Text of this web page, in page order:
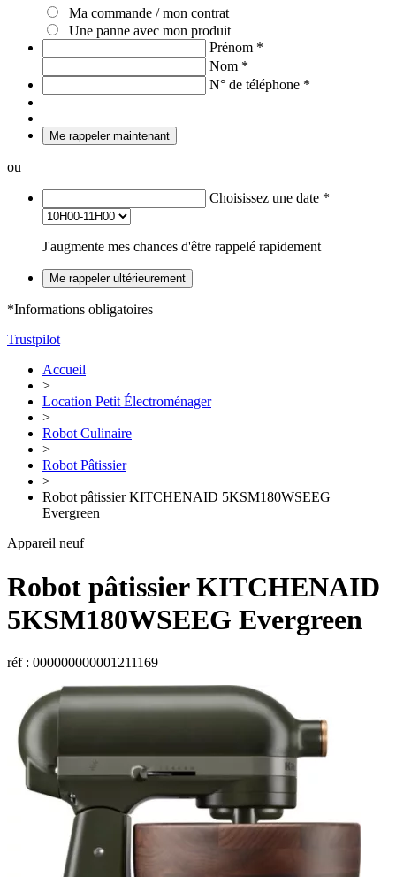
Ma commande / mon contrat
Une panne avec mon produit
Prénom *
Nom *
N° de téléphone *
Me rappeler maintenant
ou
Choisissez une date *
J'augmente mes chances d'être rappelé rapidement
Me rappeler ultérieurement
*Informations obligatoires
Trustpilot
Accueil
>
Location Petit Électroménager
>
Robot Culinaire
>
Robot Pâtissier
>
Robot pâtissier KITCHENAID 5KSM180WSEEG
Evergreen
Appareil neuf
Robot pâtissierKITCHENAID
5KSM180WSEEG Evergreen
réf : 000000000001211169